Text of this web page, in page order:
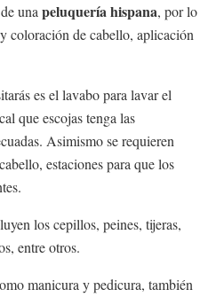
unapeluquería hispana, por lo
coloración de cabello, aplicación
es el lavabo para lavar el
que escojas tenga las
Asimismo se requieren
estaciones para que los
los cepillos, peines, tijeras,
entre otros.
manicura y pedicura, también